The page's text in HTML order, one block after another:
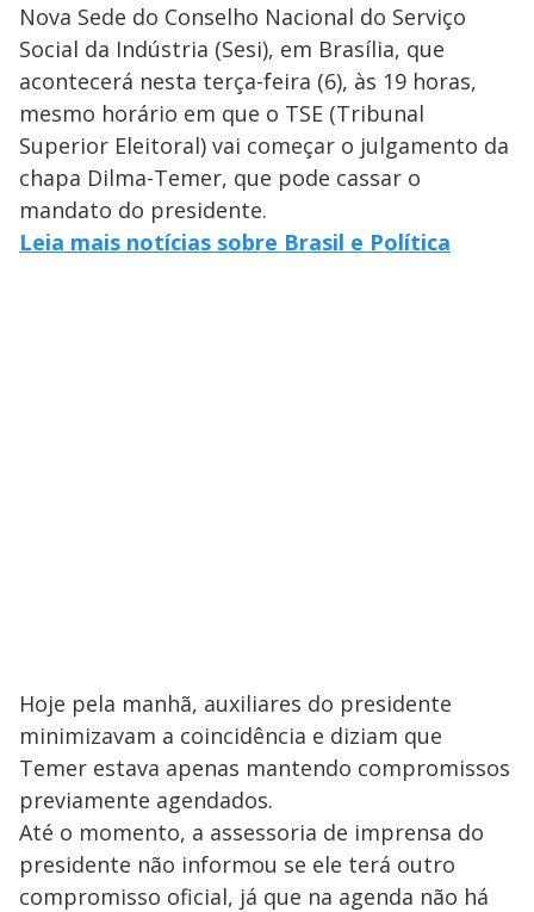
Nova Sede do Conselho Nacional do Serviço
Social da Indústria (Sesi), em Brasília, que
acontecerá nesta terça-feira (6), às 19 horas,
mesmo horário em que o TSE (Tribunal
Superior Eleitoral) vai começar o julgamento da
chapa Dilma-Temer, que pode cassar o
mandato do presidente.
Leia mais notícias sobre Brasil e Política
Hoje pela manhã, auxiliares do presidente
minimizavam a coincidência e diziam que
Temer estava apenas mantendo compromissos
previamente agendados.
Até o momento, a assessoria de imprensa do
presidente não informou se ele terá outro
compromisso oficial, já que na agenda não há